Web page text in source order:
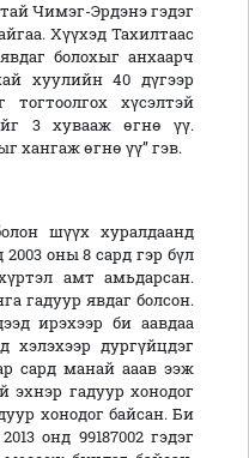
Чимэг-Эрдэнэ гэдэг
Хүүхэд Тахилтаас
болохыг анхаарч
хуулийн 40 дүгээр
тогтоолгох хүсэлтэй
3 хувааж өгнө үү.
хангаж өгнө үү” гэв.
шүүх хуралдаанд
2003 оны 8 сард гэр бүл
амт амьдарсан.
гадуур явдаг болсон.
ирэхээр би аавдаа
хэлэхээр дургүйцдэг
сард манай ааав ээж
эхнэр гадуур хонодог
хонодог байсан. Би
онд 99187002 гэдэг